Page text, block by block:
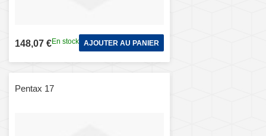
148,07 €En stock AJOUTER AU PANIER
Pentax 17